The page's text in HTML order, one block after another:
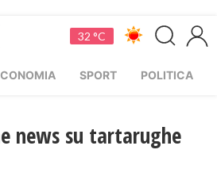
32 °C
SPORT POLITICA
news su tartarughe